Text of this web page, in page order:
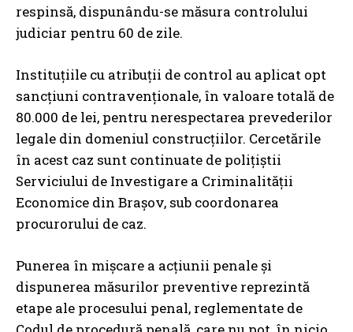
respinsă, dispunându-se măsura controlului
judiciar pentru 60 de zile.
Instituțiile cu atribuții de control au aplicat opt
sancțiuni contravenționale, în valoare totală de
80.000 de lei, pentru nerespectarea prevederilor
legale din domeniul construcțiilor. Cercetările
în acest caz sunt continuate de polițiștii
Serviciului de Investigare a Criminalității
Economice din Brașov, sub coordonarea
procurorului de caz.
Punerea în mișcare a acțiunii penale și
dispunerea măsurilor preventive reprezintă
etape ale procesului penal, reglementate de